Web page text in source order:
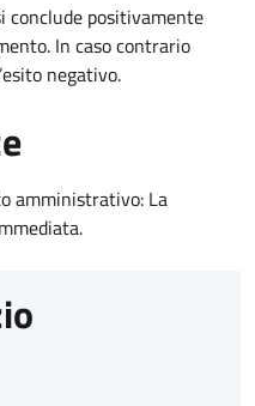
conclude positivamente
In caso contrario
negativo.
amministrativo: La